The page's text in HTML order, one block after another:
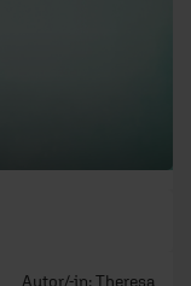
Autor/-in: Theresa